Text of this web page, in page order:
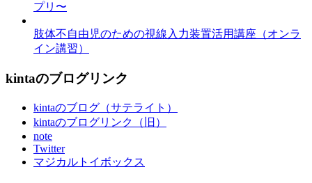
プリ〜
肢体不自由児のための視線入力装置活用講座（オンラ
イン講習）
kintaのブログリンク
kintaのブログ（サテライト）
kintaのブログリンク（旧）
note
Twitter
マジカルトイボックス